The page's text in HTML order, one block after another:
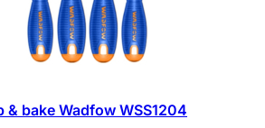
& bake Wadfow WSS1204